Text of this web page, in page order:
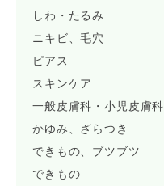
しわ・たるみ
ニキビ、毛穴
ピアス
スキンケア
一般皮膚科・小児皮膚科
かゆみ、ざらつき
できもの、ブツブツ
できもの